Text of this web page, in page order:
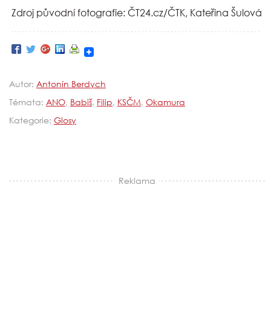
Zdroj původní fotografie: ČT24.cz/ČTK, Kateřina Šulová
Autor: Antonín Berdych
Témata: ANO, Babiš, Filip, KSČM, Okamura
Kategorie: Glosy
Reklama